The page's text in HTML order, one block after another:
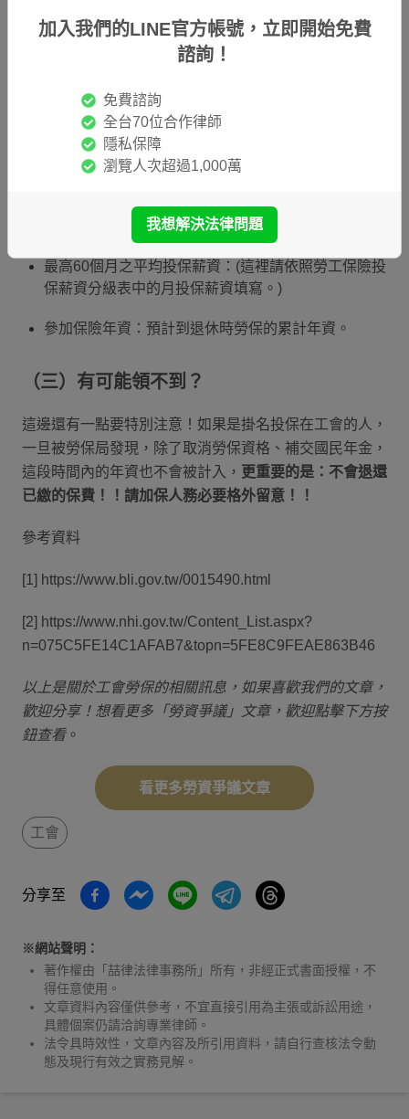
2.接著選擇「勞保、就保給付金額試算」
4.輸入一些計算年金給付的資料
年齡：輸入預計退休的年齡。
最高60個月之平均投保薪資：(這裡請依照勞工保險投
保薪資分級表中的月投保薪資填寫。)
參加保險年資：預計到退休時勞保的累計年資。
（三）有可能領不到？
這邊還有一點要特別注意！如果是掛名投保在工會的人，
一旦被勞保局發現，除了取消勞保資格、補交國民年金，
這段時間內的年資也不會被計入， 更重要的是：不會退還
已繳的保費！！請加保人務必要格外留意！！
參考資料
[1] https://www.bli.gov.tw/0015490.html
[2] https://www.nhi.gov.tw/Content_List.aspx?
n=075C5FE14C1AFAB7&topn=5FE8C9FEAE863B46
以上是關於工會勞保的相關訊息，如果喜歡我們的文章，
歡迎分享！想看更多「勞資爭議」文章，歡迎點擊下方按
鈕查看。
看更多勞資爭議文章
工會
分享至
※網站聲明：
著作權由「喆律法律事務所」所有，非經正式書面授權，不
得任意使用。
文章資料內容僅供參考，不宜直接引用為主張或訴訟用途，
具體個案仍請洽詢專業律師。
法令具時效性，文章內容及所引用資料，請自行查核法令動
態及現行有效之實務見解。
加入我們的LINE官方帳號，立即開始免費
諮詢！
免費諮詢
全台70位合作律師
隱私保障
瀏覽人次超過1,000萬
我想解決法律問題